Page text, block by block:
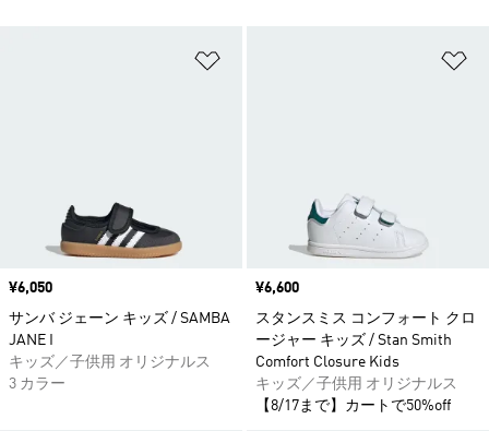
価格
¥6,050
サンバ ジェーン キッズ / SAMBA
JANE I
キッズ／子供用 オリジナルス
3 カラー
価格
¥6,600
スタンスミス コンフォート クロ
ージャー キッズ / Stan Smith
Comfort Closure Kids
キッズ／子供用 オリジナルス
【8/17まで】カートで50%off